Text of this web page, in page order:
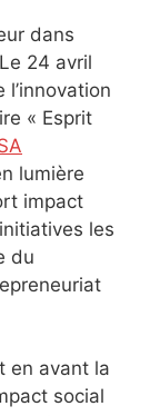
dans
24 avril
l’innovation
« Esprit
lumière
impact
les
du
en avant la
social